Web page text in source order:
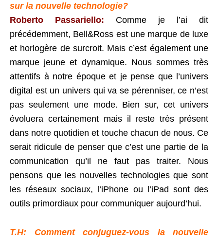
sur la nouvelle technologie?
Roberto Passariello: Comme je l’ai dit
précédemment, Bell&Ross est une marque de luxe
et horlogère de surcroit. Mais c’est également une
marque jeune et dynamique. Nous sommes très
attentifs à notre époque et je pense que l’univers
digital est un univers qui va se pérenniser, ce n’est
pas seulement une mode. Bien sur, cet univers
évoluera certainement mais il reste très présent
dans notre quotidien et touche chacun de nous. Ce
serait ridicule de penser que c’est une partie de la
communication qu’il ne faut pas traiter. Nous
pensons que les nouvelles technologies que sont
les réseaux sociaux, l’iPhone ou l’iPad sont des
outils primordiaux pour communiquer aujourd’hui.
T.H: Comment conjuguez-vous la nouvelle